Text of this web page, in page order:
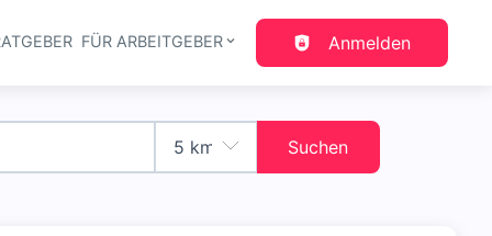
FÜR ARBEITGEBER Anmelden
Suchen